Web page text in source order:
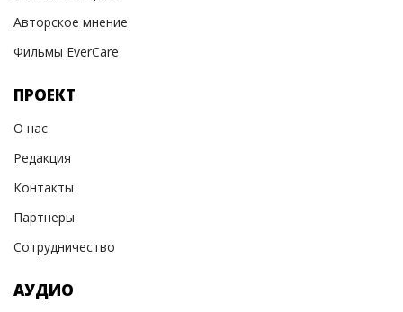
Авторское мнение
Фильмы EverCare
ПРОЕКТ
О нас
Редакция
Контакты
Партнеры
Сотрудничество
АУДИО